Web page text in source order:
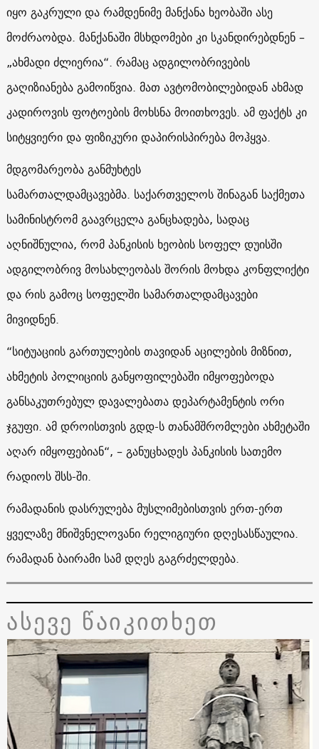
იყო გაკრული და რამდენიმე მანქანა ხეობაში ასე
მოძრაობდა. მანქანაში მსხდომები კი სკანდირებდნენ –
„ახმადი ძლიერია“. რამაც ადგილობრივების
გაღიზიანება გამოიწვია. მათ ავტომობილებიდან ახმად
კადიროვის ფოტოების მოხსნა მოითხოვეს. ამ ფაქტს კი
სიტყვიერი და ფიზიკური დაპირისპირება მოჰყვა.
მდგომარეობა განმუხტეს
სამართალდამცავებმა. საქართველოს შინაგან საქმეთა
სამინისტრომ გაავრცელა განცხადება, სადაც
აღნიშნულია, რომ პანკისის ხეობის სოფელ დუისში
ადგილობრივ მოსახლეობას შორის მოხდა კონფლიქტი
და რის გამოც სოფელში სამართალდამცავები
მივიდნენ.
“სიტუაციის გართულების თავიდან აცილების მიზნით,
ახმეტის პოლიციის განყოფილებაში იმყოფებოდა
განსაკუთრებულ დავალებათა დეპარტამენტის ორი
ჯგუფი. ამ დროისთვის გდდ-ს თანამშრომლები ახმეტაში
აღარ იმყოფებიან“, – განუცხადეს პანკისის სათემო
რადიოს შსს-ში.
რამადანის დასრულება მუსლიმებისთვის ერთ-ერთ
ყველაზე მნიშვნელოვანი რელიგიური დღესასწაულია.
რამადან ბაირამი სამ დღეს გაგრძელდება.
ასევე წაიკითხეთ